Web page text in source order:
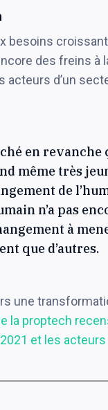
besoins
des freins à
acteurs d’un
en revanche
même très
de
n’a pas
à
que d’autres.
une
la proptech
et les